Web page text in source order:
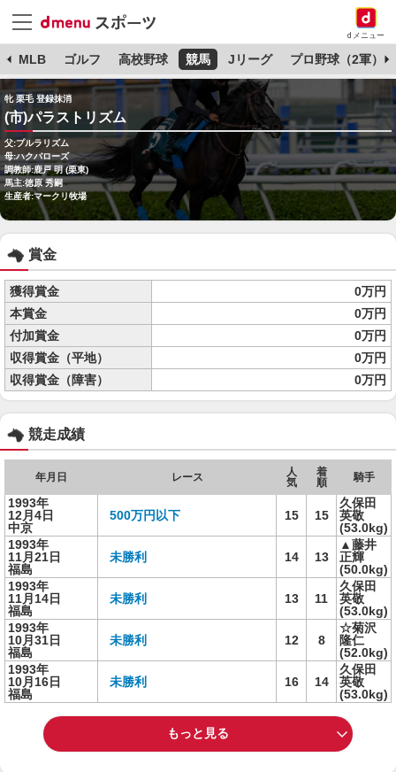
dメニュー
MLB ゴルフ 高校野球 競馬 Jリーグ プロ野球（2軍）
牝 栗毛 登録抹消
(市)パラストリズム
父:プルラリズム
母:ハクバローズ
調教師:鹿戸 明 (栗東)
馬主:徳原 秀嗣
生産者:マークリ牧場
賞金
獲得賞金
0万円
本賞金
0万円
付加賞金
0万円
収得賞金（平地）
0万円
収得賞金（障害）
0万円
競走成績
年月日 レース
人
気
着
順
騎手
1993年
12月4日
中京
500万円以下 15 15
久保田
英敬
(53.0kg)
1993年
11月21日
福島
未勝利 14 13
▲藤井
正輝
(50.0kg)
1993年
11月14日
福島
未勝利 13 11
久保田
英敬
(53.0kg)
1993年
10月31日
福島
未勝利 12 8
☆菊沢
隆仁
(52.0kg)
1993年
10月16日
福島
未勝利 16 14
久保田
英敬
(53.0kg)
もっと見る